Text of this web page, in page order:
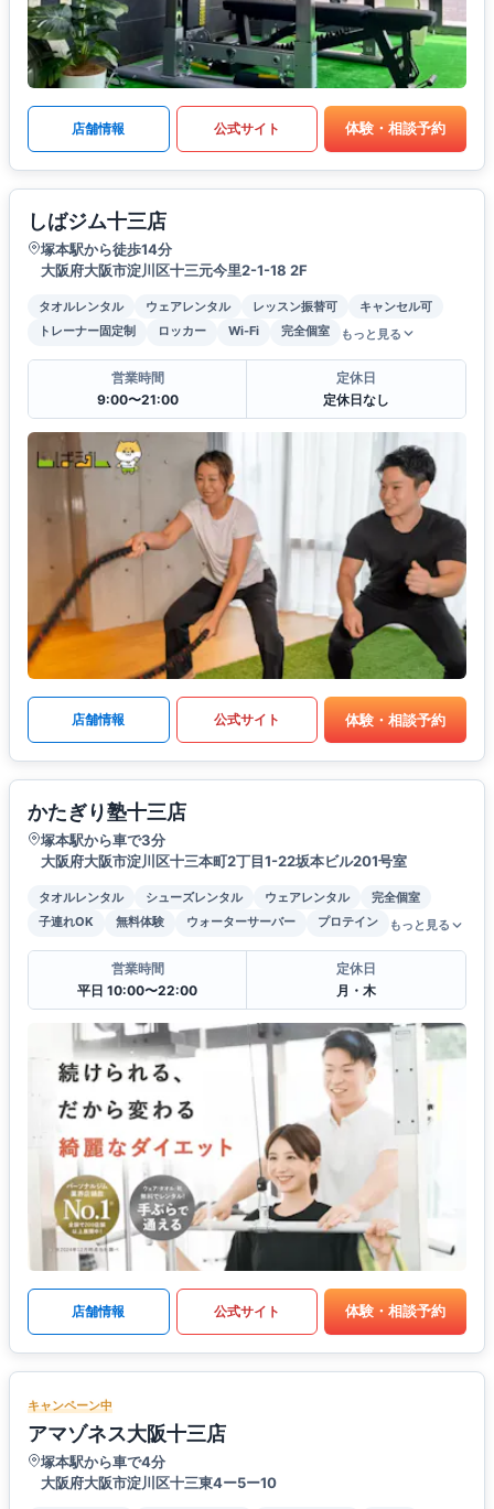
店舗情報 公式サイト 体験・相談予約
しばジム十三店
塚本駅から徒歩14分
大阪府大阪市淀川区十三元今里2-1-18 2F
タオルレンタル ウェアレンタル レッスン振替可
キャンセル可
トレーナー固定制
ロッカー Wi-Fi 完全個室 もっと見る
営業時間
9:00〜21:00
定休日
定休日なし
店舗情報 公式サイト 体験・相談予約
かたぎり塾十三店
塚本駅から車で3分
大阪府大阪市淀川区十三本町2丁目1-22坂本ビル201号室
タオルレンタル シューズレンタル ウェアレンタル
完全個室
子連れOK
無料体験 ウォーターサーバー プロテイン もっと見る
営業時間
平日 10:00〜22:00
定休日
月・木
店舗情報 公式サイト 体験・相談予約
キャンペーン中
アマゾネス大阪十三店
塚本駅から車で4分
大阪府大阪市淀川区十三東4ー5ー10